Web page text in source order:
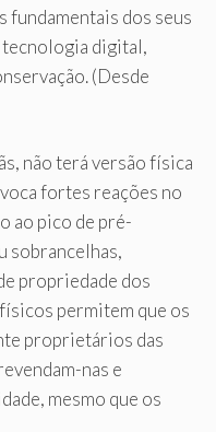
dos seus
tecnologia digital,
(Desde
não terá versão física
fortes reações no
ao pico de pré-
sobrancelhas,
propriedade dos
permitem que os
proprietários das
nas e
mesmo que os